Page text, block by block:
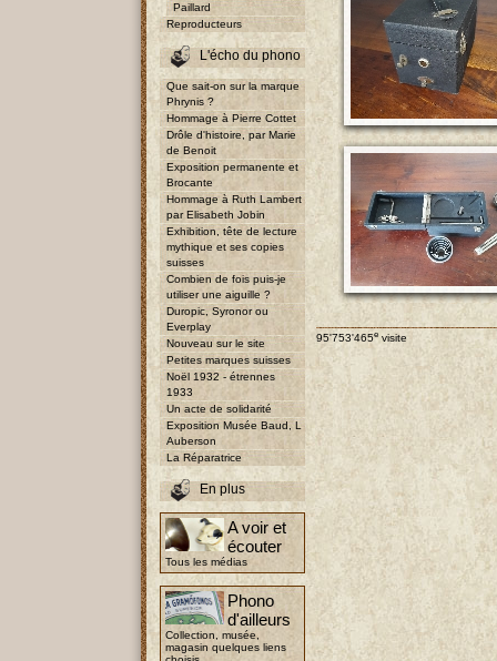
Paillard
Reproducteurs
L'écho du phono
Que sait-on sur la marque
Phrynis ?
Hommage à Pierre Cottet
Drôle d'histoire, par Marie
de Benoit
Exposition permanente et
Brocante
Hommage à Ruth Lambert
par Elisabeth Jobin
Exhibition, tête de lecture
mythique et ses copies
suisses
Combien de fois puis-je
utiliser une aiguille ?
Duropic, Syronor ou
Everplay
Nouveau sur le site
Petites marques suisses
Noël 1932 - étrennes
1933
Un acte de solidarité
Exposition Musée Baud, L
Auberson
La Réparatrice
En plus
A voir et
écouter
Tous les médias
Phono
d'ailleurs
Collection, musée,
magasin quelques liens
95'753'465e visite